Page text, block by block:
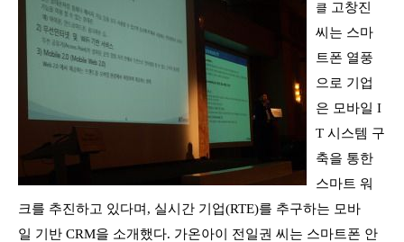
클 고창진
씨는 스마
트폰 열풍
으로 기업
은 모바일 I
T 시스템 구
축을 통한
스마트 워
크를 추진하고 있다며, 실시간 기업(RTE)를 추구하는 모바
일 기반 CRM을 소개했다. 가온아이 전일권 씨는 스마트폰 안